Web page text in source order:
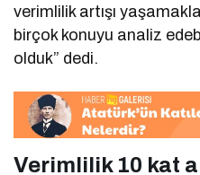
verimlilik artışı
birçok konuyu analiz
olduk” dedi.
Verimlilik 10 kat